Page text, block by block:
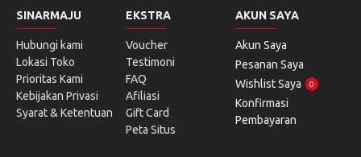
SINARMAJU
Hubungi kami
Lokasi Toko
Prioritas Kami
Kebijakan Privasi
Syarat & Ketentuan
EKSTRA
Voucher
Testimoni
FAQ
Afiliasi
Gift Card
Peta Situs
AKUN SAYA
Akun Saya
Pesanan Saya
Wishlist Saya
0
Konfirmasi
Pembayaran